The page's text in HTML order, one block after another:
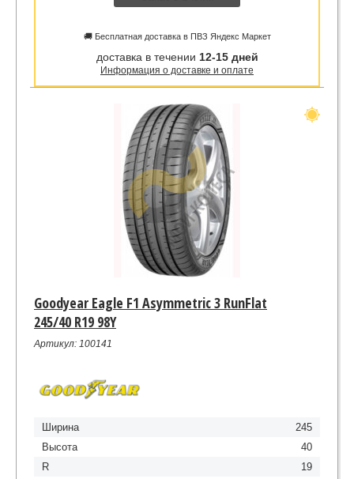
🚚 Бесплатная доставка в ПВЗ Яндекс Маркет
доставка в течении 12-15 дней
Информация о доставке и оплате
Goodyear Eagle F1 Asymmetric 3 RunFlat
245/40 R19 98Y
Артикул: 100141
Ширина
245
Высота
40
R
19